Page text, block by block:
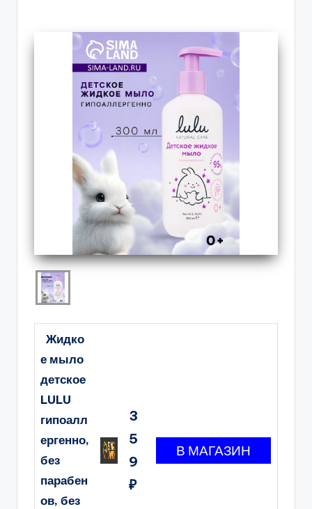
Жидко
е мыло
детское
LULU
гипоалл
ергенно,
без
парабен
ов, без
3
5
9
₽